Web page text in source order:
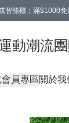
智能櫃；滿$1000
動潮流
會員專區關於我